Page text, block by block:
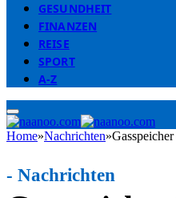
GESUNDHEIT
FINANZEN
REISE
SPORT
A-Z
Home»Nachrichten»
- Nachrichten